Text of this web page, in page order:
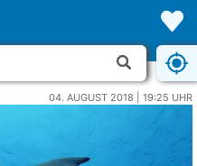
04. AUGUST 2018 | 19:25 UHR